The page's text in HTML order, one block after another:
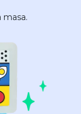
masa.